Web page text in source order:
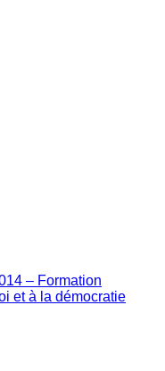
– Formation
et à la démocratie